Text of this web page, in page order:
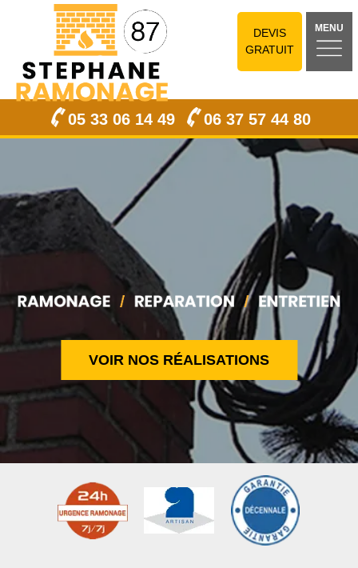
DEVIS
GRATUIT
MENU
05 33 06 14 49 06 37 57 44 80
VOIR NOS RÉALISATIONS